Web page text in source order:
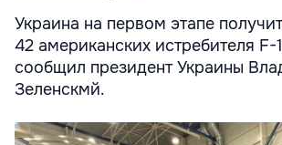
Украина на первом этапе
42 американских истребителя
сообщил президент Украины
Зеленскмй.